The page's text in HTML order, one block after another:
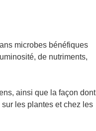
u
v
e
microbes bénéfiques
de nutriments,
ainsi que la façon dont
les plantes et chez les